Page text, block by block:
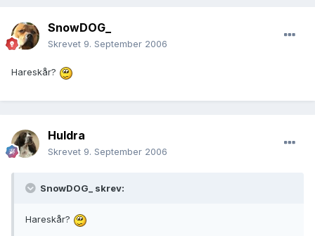
SnowDOG_
Skrevet 9. September 2006
Hareskår?
Huldra
Skrevet 9. September 2006
SnowDOG_ skrev:
Hareskår?